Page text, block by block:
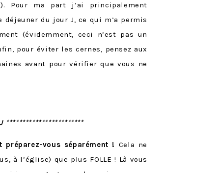
Pour ma part j’ai principalement
du jour J, ce qui m’a permis
(évidemment, ceci n’est pas un
pour éviter les cernes, pensez aux
avant pour vérifier que vous ne
************************
vous séparément ! Cela ne
à l’église) que plus FOLLE ! Là vous